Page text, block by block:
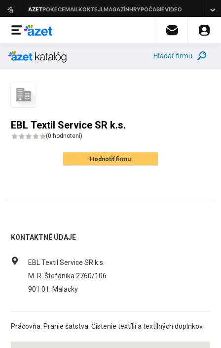
Hľadať firmu
EBL Textil Service SR k.s.
(0 hodnotení)
Hodnotiť firmu
KONTAKTNÉ ÚDAJE
EBL Textil Service SR k.s.
M. R. Štefánika 2760/106
901 01
Malacky
Práčovňa. Pranie šatstva. Čistenie textílií a textilných doplnkov.